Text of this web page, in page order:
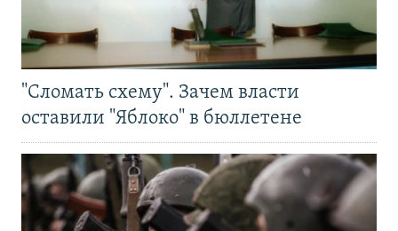
"Сломать схему". Зачем власти
оставили "Яблоко" в бюллетене